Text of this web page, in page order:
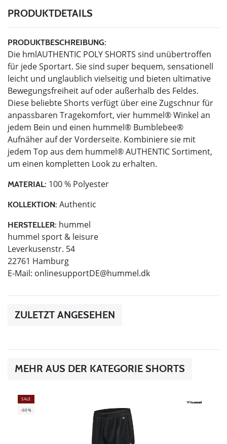
PRODUKTDETAILS
PRODUKTBESCHREIBUNG:
Die hmlAUTHENTIC POLY SHORTS sind unübertroffen
für jede Sportart. Sie sind super bequem, sensationell
leicht und unglaublich vielseitig und bieten ultimative
Bewegungsfreiheit auf oder außerhalb des Feldes.
Diese beliebte Shorts verfügt über eine Zugschnur für
anpassbaren Tragekomfort, vier hummel® Winkel an
jedem Bein und einen hummel® Bumblebee®
Aufnäher auf der Vorderseite. Kombiniere sie mit
jedem Top aus dem hummel® AUTHENTIC Sortiment,
um einen kompletten Look zu erhalten.
MATERIAL: 100 % Polyester
KOLLEKTION: Authentic
HERSTELLER: hummel
hummel sport & leisure
Leverkusenstr. 54
22761 Hamburg
E-Mail: onlinesupportDE@hummel.dk
ZULETZT ANGESEHEN
MEHR AUS DER KATEGORIE SHORTS
SALE
-60%